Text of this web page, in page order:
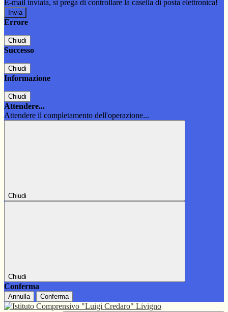
E-mail inviata, si prega di controllare la casella di posta elettronica!
Errore
Chiudi
Successo
Chiudi
Informazione
Chiudi
Attendere...
Attendere il completamento dell'operazione...
Chiudi
Chiudi
Conferma
Annulla Conferma